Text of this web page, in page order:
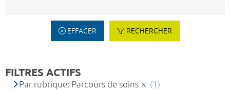
EFFACER RECHERCHER
FILTRES ACTIFS
Par rubrique: Parcours de soins (1)